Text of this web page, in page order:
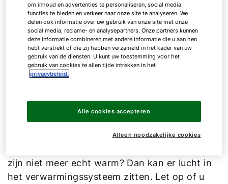
Soms is het heel eenvoudig om de oorzaak te
achterhalen: de oorzaak bij een
verwarmingssysteem op olie of vloeibaar gas
kan bijvoorbeeld een gebrek aan brandstof
zijn. Controleer dus eerst het tankniveau. Als
de tank leeg is, bestelt u best zo snel mogelijk
2. Lucht in de verwarming
zijn niet meer echt warm? Dan kan er lucht in
het verwarmingssysteem zitten. Let op of u
om inhoud en advertenties te personaliseren, social media
functies te bieden en verkeer naar onze site te analyseren. We
delen ook informatie over uw gebruik van onze site met onze
social media, reclame- en analysepartners. Onze partners kunnen
deze informatie combineren met andere informatie die u aan hen
hebt verstrekt of die zij hebben verzameld in het kader van uw
gebruik van de diensten. U kunt uw toestemming voor het
gebruik van cookies te allen tijde intrekken in het
privacybeleid.
Alleen noodzakelijke cookies
Alle cookies accepteren